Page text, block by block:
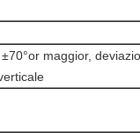
maggior,